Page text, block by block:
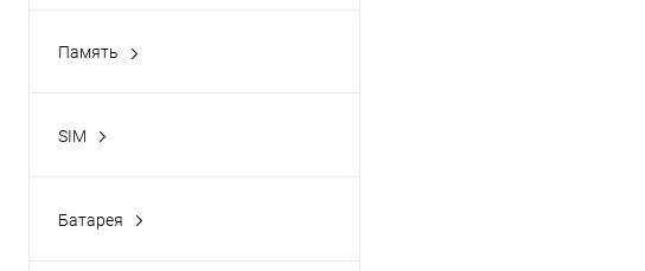
Память
SIM
Батарея